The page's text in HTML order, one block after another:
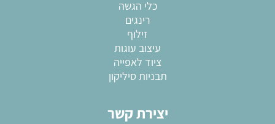
כלי הגשה
רינגים
זילוף
עיצוב עוגות
ציוד לאפייה
תבניות סיליקון
יצירת קשר